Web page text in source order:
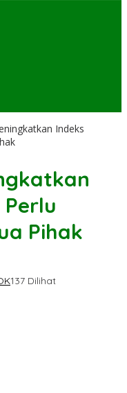
Indeks
Pihak
137 Dilihat